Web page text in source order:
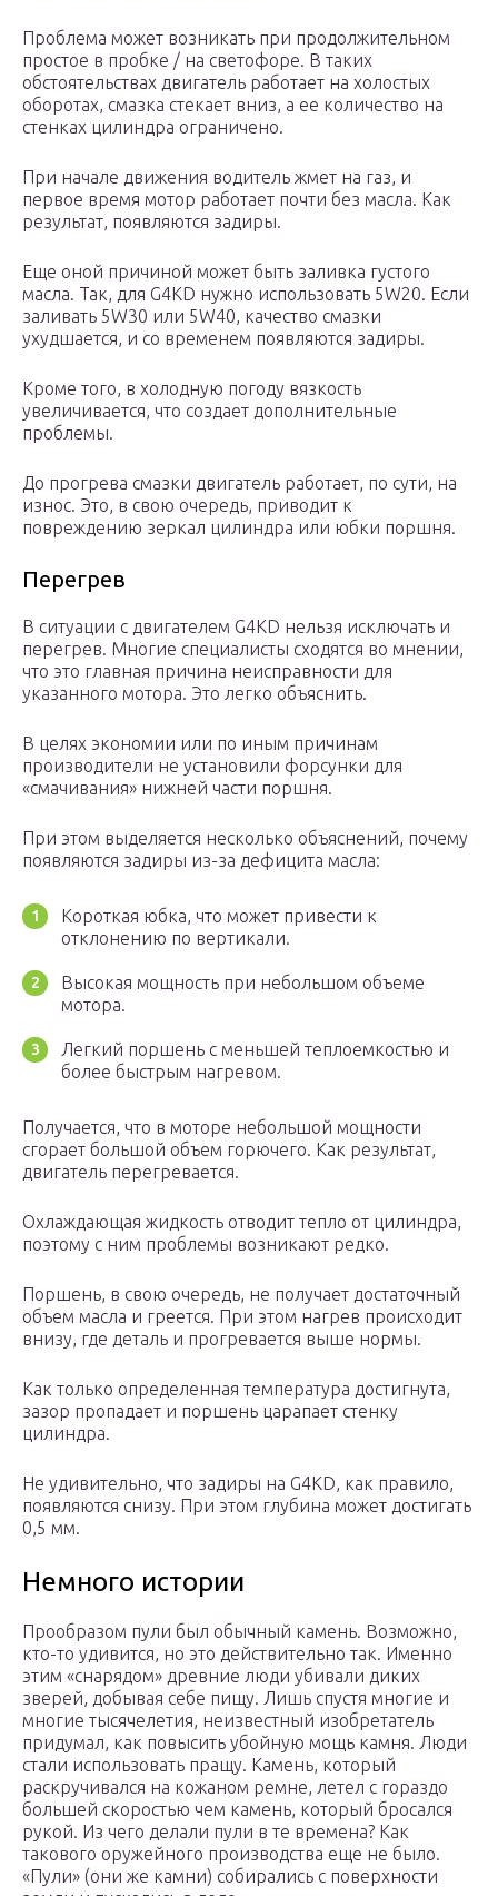
Проблема может возникать при продолжительном
простое в пробке / на светофоре. В таких
обстоятельствах двигатель работает на холостых
оборотах, смазка стекает вниз, а ее количество на
стенках цилиндра ограничено.
При начале движения водитель жмет на газ, и
первое время мотор работает почти без масла. Как
результат, появляются задиры.
Еще оной причиной может быть заливка густого
масла. Так, для G4KD нужно использовать 5W20. Если
заливать 5W30 или 5W40, качество смазки
ухудшается, и со временем появляются задиры.
Кроме того, в холодную погоду вязкость
увеличивается, что создает дополнительные
проблемы.
До прогрева смазки двигатель работает, по сути, на
износ. Это, в свою очередь, приводит к
повреждению зеркал цилиндра или юбки поршня.
Перегрев
В ситуации с двигателем G4KD нельзя исключать и
перегрев. Многие специалисты сходятся во мнении,
что это главная причина неисправности для
указанного мотора. Это легко объяснить.
В целях экономии или по иным причинам
производители не установили форсунки для
«смачивания» нижней части поршня.
При этом выделяется несколько объяснений, почему
появляются задиры из-за дефицита масла:
Короткая юбка, что может привести к
отклонению по вертикали.
Высокая мощность при небольшом объеме
мотора.
Легкий поршень с меньшей теплоемкостью и
более быстрым нагревом.
Получается, что в моторе небольшой мощности
сгорает большой объем горючего. Как результат,
двигатель перегревается.
Охлаждающая жидкость отводит тепло от цилиндра,
поэтому с ним проблемы возникают редко.
Поршень, в свою очередь, не получает достаточный
объем масла и греется. При этом нагрев происходит
внизу, где деталь и прогревается выше нормы.
Как только определенная температура достигнута,
зазор пропадает и поршень царапает стенку
цилиндра.
Не удивительно, что задиры на G4KD, как правило,
появляются снизу. При этом глубина может достигать
0,5 мм.
Немного истории
Прообразом пули был обычный камень. Возможно,
кто-то удивится, но это действительно так. Именно
этим «снарядом» древние люди убивали диких
зверей, добывая себе пищу. Лишь спустя многие и
многие тысячелетия, неизвестный изобретатель
придумал, как повысить убойную мощь камня. Люди
стали использовать пращу. Камень, который
раскручивался на кожаном ремне, летел с гораздо
большей скоростью чем камень, который бросался
рукой. Из чего делали пули в те времена? Как
такового оружейного производства еще не было.
«Пули» (они же камни) собирались с поверхности